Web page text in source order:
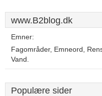
www.B2blog.dk
Emner:
Fagområder, Emneord,
Vand.
Populære sider